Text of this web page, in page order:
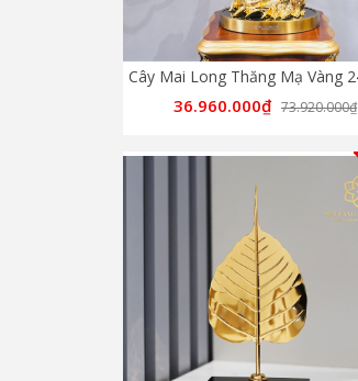
36.960.000₫ 73.920.000₫